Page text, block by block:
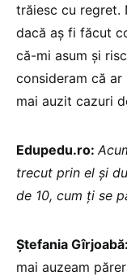
trăiesc cu regret.
dacă aș fi făcut
că-mi asum și
consideram că ar
mai auzit cazuri
Edupedu.ro:
trecut prin el și
de 10, cum ți se
Ștefania Gîrjoabă:
mai auzeam